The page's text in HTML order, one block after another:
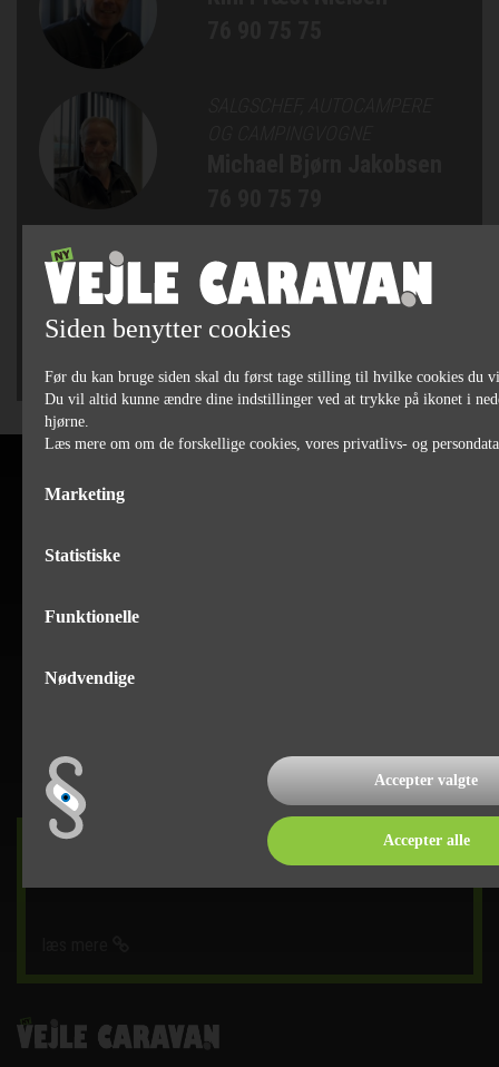
Jan Bertelsen
75 82 84 22
Siden benytter cookies
Før du kan bruge siden skal du først tage stilling til hvilke cookies du
Du vil altid kunne ændre dine indstillinger ved at trykke på ikonet i
hjørne.
Læs mere om om de forskellige cookies, vores privatlivs- og
Marketing
Statistiske
Funktionelle
Nødvendige
Accepter valgte
Accepter alle